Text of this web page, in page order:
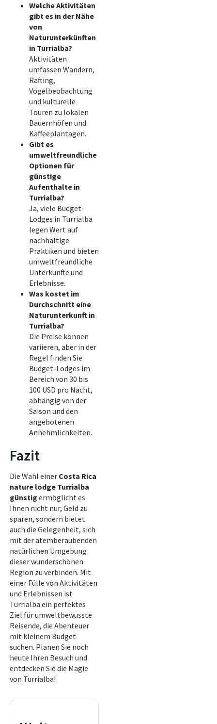
Welche Aktivitäten
gibt es in der Nähe
von
Naturunterkünften
in Turrialba?
Aktivitäten
umfassen Wandern,
Rafting,
Vogelbeobachtung
und kulturelle
Touren zu lokalen
Bauernhöfen und
Kaffeeplantagen.
Gibt es
umweltfreundliche
Optionen für
günstige
Aufenthalte in
Turrialba?
Ja, viele Budget-
Lodges in Turrialba
legen Wert auf
nachhaltige
Praktiken und bieten
umweltfreundliche
Unterkünfte und
Erlebnisse.
Was kostet im
Durchschnitt eine
Naturunterkunft in
Turrialba?
Die Preise können
variieren, aber in der
Regel finden Sie
Budget-Lodges im
Bereich von 30 bis
100 USD pro Nacht,
abhängig von der
Saison und den
angebotenen
Annehmlichkeiten.
Fazit
Die Wahl einer Costa Rica
nature lodge Turrialba
günstig ermöglicht es
Ihnen nicht nur, Geld zu
sparen, sondern bietet
auch die Gelegenheit, sich
mit der atemberaubenden
natürlichen Umgebung
dieser wunderschönen
Region zu verbinden. Mit
einer Fülle von Aktivitäten
und Erlebnissen ist
Turrialba ein perfektes
Ziel für umweltbewusste
Reisende, die Abenteuer
mit kleinem Budget
suchen. Planen Sie noch
heute Ihren Besuch und
entdecken Sie die Magie
von Turrialba!